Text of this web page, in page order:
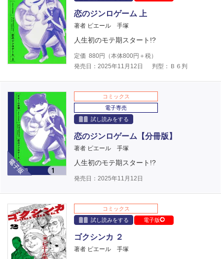
恋のジンロゲーム 上
著者 ピエール 手塚
人生初のモテ期スタート!?
定価 880円（本体800円＋税）
発売日：2025年11月12日
判型：Ｂ６判
電子版
コミックス
電子専売
試し読みをする
恋のジンロゲーム【分冊版】
著者 ピエール 手塚
人生初のモテ期スタート!?
発売日：2025年11月12日
コミックス
試し読みをする
電子版
ゴクシンカ ２
著者 ピエール 手塚